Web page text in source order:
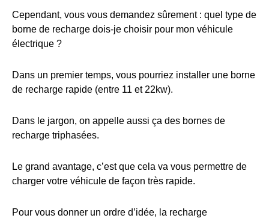
Cependant, vous vous demandez sûrement : quel type de
borne de recharge dois-je choisir pour mon véhicule
électrique ?
Dans un premier temps, vous pourriez installer une borne
de recharge rapide (entre 11 et 22kw).
Dans le jargon, on appelle aussi ça des bornes de
recharge triphasées.
Le grand avantage, c’est que cela va vous permettre de
charger votre véhicule de façon très rapide.
Pour vous donner un ordre d’idée, la recharge